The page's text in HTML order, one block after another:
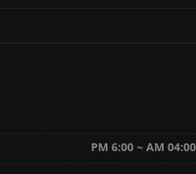
PM 6:00 ~ AM 04:00